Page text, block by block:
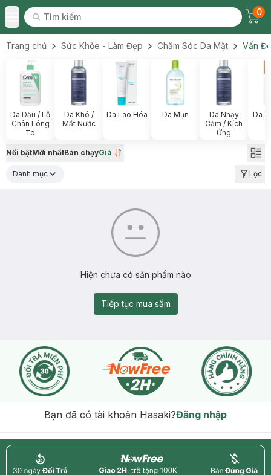
Toggle Menu
Tìm kiếm
Tìm kiếm
0
Trang chủ Sức Khỏe - Làm Đẹp Chăm Sóc Da Mặt Vấn
Da Dầu / Lỗ
Chân Lông
To
Da Khô /
Mất Nước
Da Lão Hóa Da Mụn
Da Nhạy
Cảm / Kích
Ứng
Da
Nổi bậtMới nhấtBán chạyGiá
Danh mục Lọc
Hiện chưa có sản phẩm nào
Tiếp tục mua sắm
Bạn đã có tài khoản Hasaki?Đăng nhập